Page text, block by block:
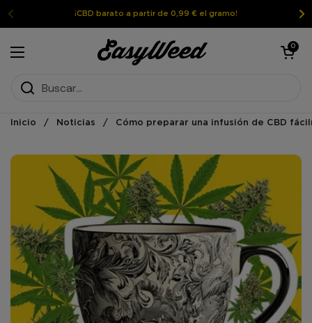
Ir al contenido ¡CBD barato a partir de 0,99 € el gramo!
Abrir el menú
Abrir la
0
Inicio / Noticias / Cómo preparar una infusión de CBD